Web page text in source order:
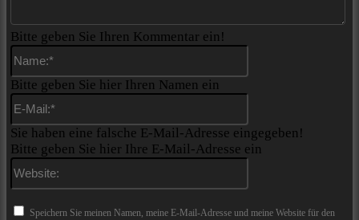
Bitte geben Sie Ihren Kommentar ein!
Bitte geben Sie hier Ihren Namen ein
Sie haben eine falsche E-Mail-Adresse eingegeben!
Bitte geben Sie hier Ihre E-Mail-Adresse ein
Speichern Sie meinen Namen, meine E-Mail-Adresse und meine Website für den